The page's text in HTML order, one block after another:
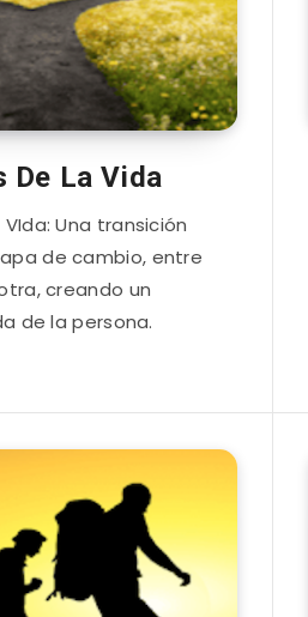
De La Vida
Una transición
de cambio, entre
creando un
de la persona.